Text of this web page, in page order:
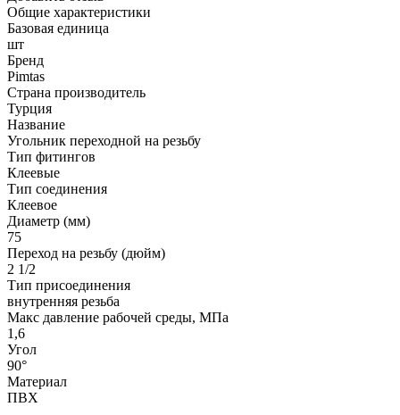
Общие характеристики
Базовая единица
шт
Бренд
Pimtas
Страна производитель
Турция
Название
Угольник переходной на резьбу
Тип фитингов
Клеевые
Тип соединения
Клеевое
Диаметр (мм)
75
Переход на резьбу (дюйм)
2 1/2
Тип присоединения
внутренняя резьба
Макс давление рабочей среды, МПа
1,6
Угол
90°
Материал
ПВХ